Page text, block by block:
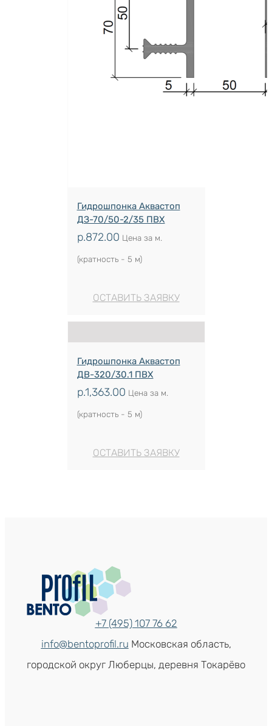
Гидрошпонка Аквастоп
ДЗ-70/50-2/35 ПВХ
р.872.00 Цена за м.
(кратность - 5 м)
ОСТАВИТЬ ЗАЯВКУ
Гидрошпонка Аквастоп
ДВ-320/30.1 ПВХ
р.1,363.00 Цена за м.
(кратность - 5 м)
ОСТАВИТЬ ЗАЯВКУ
+7 (495) 107 76 62
info@bentoprofil.ru Московская область,
городской округ Люберцы, деревня Токарёво